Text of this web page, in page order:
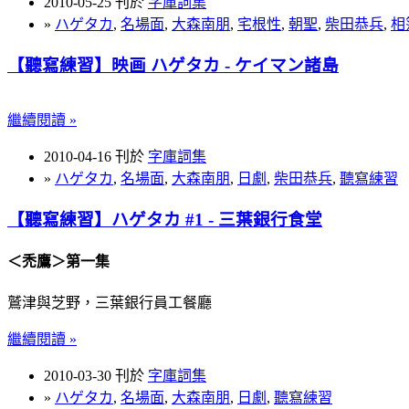
» ハゲタカ, 名場面, 大森南朋, 宅根性, 朝聖, 柴田恭兵, 相
【聽寫練習】映画 ハゲタカ - ケイマン諸島
繼續閱讀 »
2010-04-16 刊於 字庫詞集
» ハゲタカ, 名場面, 大森南朋, 日劇 , 柴田恭兵, 聽寫練習
【聽寫練習】ハゲタカ #1 - 三葉銀行食堂
＜禿鷹＞第一集
鷲津與芝野，三葉銀行員工餐廳
繼續閱讀 »
2010-03-30 刊於 字庫詞集
» ハゲタカ, 名場面, 大森南朋, 日劇 , 聽寫練習